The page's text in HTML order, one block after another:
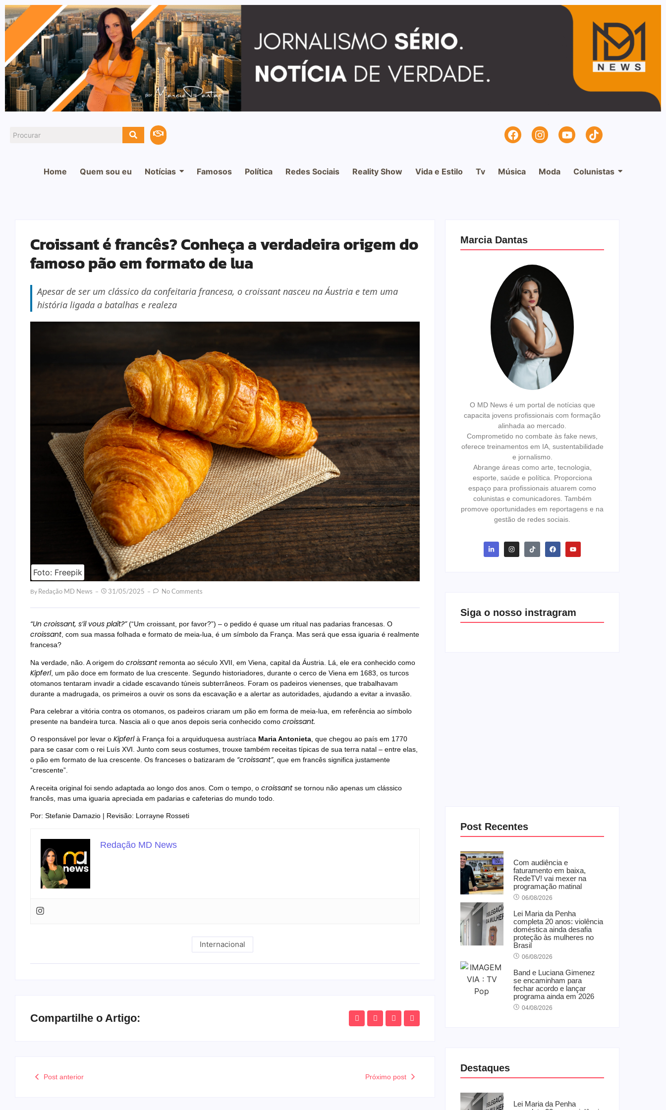
Home Quem sou eu Notícias Famosos Política Redes Sociais Reality Show Vida e Estilo Tv Música Moda Colunistas
Croissant é francês? Conheça a verdadeira origem do
famoso pão em formato de lua
Apesar de ser um clássico da confeitaria francesa, o croissant nasceu na Áustria e tem uma
história ligada a batalhas e realeza
Foto: Freepik
By Redação MD News 31/05/2025 No Comments
“Un croissant, s’il vous plaît?”(“Um croissant, por favor?”) – o pedido é quase um ritual nas padarias francesas. O
croissant, com sua massa folhada e formato de meia-lua, é um símbolo da França. Mas será que essa iguaria é realmente
francesa?
Na verdade, não. A origem do croissant remonta ao século XVII, em Viena, capital da Áustria. Lá, ele era conhecido como
Kipferl, um pão doce em formato de lua crescente. Segundo historiadores, durante o cerco de Viena em 1683, os turcos
otomanos tentaram invadir a cidade escavando túneis subterrâneos. Foram os padeiros vienenses, que trabalhavam
durante a madrugada, os primeiros a ouvir os sons da escavação e a alertar as autoridades, ajudando a evitar a invasão.
Para celebrar a vitória contra os otomanos, os padeiros criaram um pão em forma de meia-lua, em referência ao símbolo
presente na bandeira turca. Nascia ali o que anos depois seria conhecido como croissant.
O responsável por levar o Kipferlà França foi a arquiduquesa austríaca Maria Antonieta, que chegou ao país em 1770
para se casar com o rei Luís XVI. Junto com seus costumes, trouxe também receitas típicas de sua terra natal – entre elas,
o pão em formato de lua crescente. Os franceses o batizaram de “croissant”, que em francês significa justamente
“crescente”.
A receita original foi sendo adaptada ao longo dos anos. Com o tempo, o croissantse tornou não apenas um clássico
francês, mas uma iguaria apreciada em padarias e cafeterias do mundo todo.
Por: Stefanie Damazio | Revisão: Lorrayne Rosseti
Redação MD News
Internacional
Compartilhe o Artigo:
Post anterior Próximo post
Marcia Dantas
O MD News é um portal de notícias que
capacita jovens profissionais com formação
alinhada ao mercado.
Comprometido no combate às fake news,
oferece treinamentos em IA, sustentabilidade
e jornalismo.
Abrange áreas como arte, tecnologia,
esporte, saúde e política. Proporciona
espaço para profissionais atuarem como
colunistas e comunicadores. Também
promove oportunidades em reportagens e na
gestão de redes sociais.
Siga o nosso instragram
Post Recentes
Com audiência e
faturamento em baixa,
RedeTV! vai mexer na
programação matinal
06/08/2026
Lei Maria da Penha
completa 20 anos: violência
doméstica ainda desafia
proteção às mulheres no
Brasil
06/08/2026
Band e Luciana Gimenez
se encaminham para
fechar acordo e lançar
programa ainda em 2026
04/08/2026
Destaques
Lei Maria da Penha